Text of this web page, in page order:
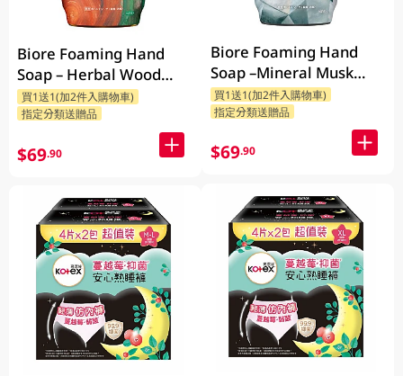
Biore Foaming Hand
Soap – Herbal Wood
280ml
買1送1(加2件入購物車)
指定分類送贈品
$69.90
Biore Foaming Hand
Soap –Mineral Musk
280ml
買1送1(加2件入購物車)
指定分類送贈品
$69.90